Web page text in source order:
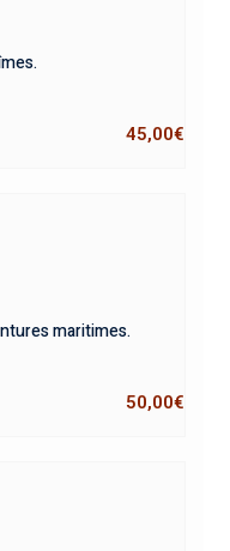
45,00€
maritimes.
50,00€